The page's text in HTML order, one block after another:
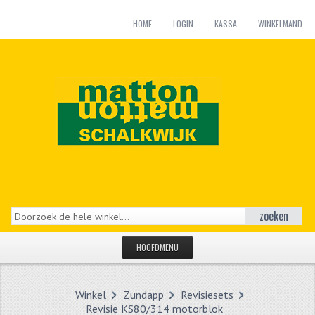
HOME LOGIN KASSA WINKELMAND
zoeken
HOOFDMENU
CATEGORIEËN
Winkel Zundapp
Revisiesets
Revisie KS80/314 motorblok